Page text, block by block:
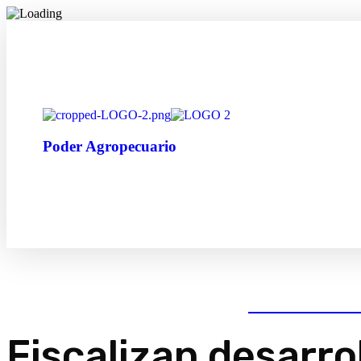
Poder Agropecuario